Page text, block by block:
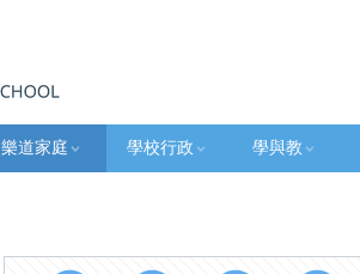
樂道家庭 學校行政 學與教